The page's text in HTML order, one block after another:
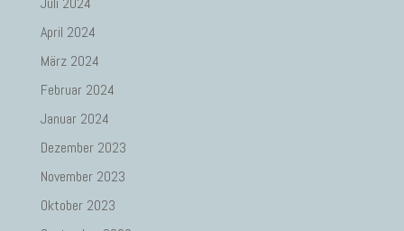
April 2024
März 2024
Februar 2024
Januar 2024
Dezember 2023
November 2023
Oktober 2023